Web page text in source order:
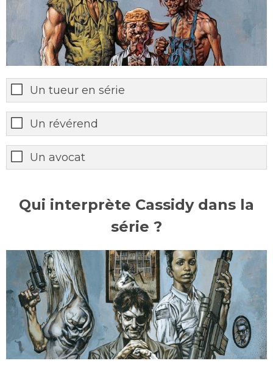
Un tueur en série
Un révérend
Un avocat
Qui interprète Cassidy dans la
série ?